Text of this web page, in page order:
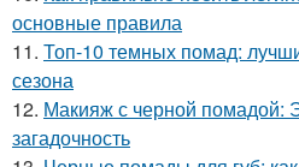
основные правила
11. Топ-10 темных помад:
сезона
12. Макияж с черной помадой:
загадочность